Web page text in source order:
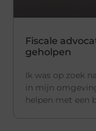
Fiscale
geholpen
Ik was op zoek
in mijn
helpen met een